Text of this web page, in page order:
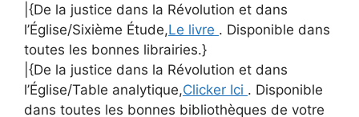
|{De la justice dans la Révolution et dans
l’Église/Sixième Étude,Le livre . Disponible dans
toutes les bonnes librairies.}
|{De la justice dans la Révolution et dans
l’Église/Table analytique,Clicker Ici . Disponible
dans toutes les bonnes bibliothèques de votre